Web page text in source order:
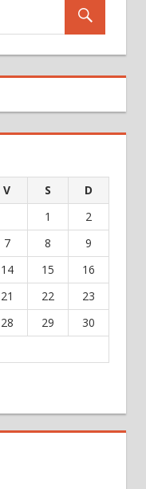
V S D
1
2
7 8
9
14 15
16
21 22
23
28 29
30